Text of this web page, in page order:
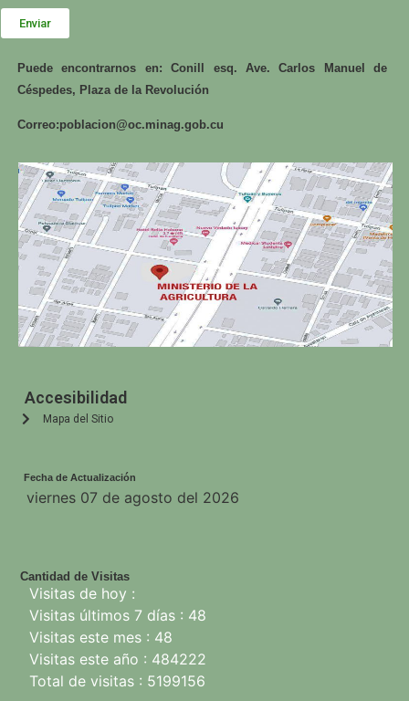
Enviar
Puede encontrarnos en: Conill esq. Ave. Carlos Manuel de
Céspedes, Plaza de la Revolución
Correo:poblacion@oc.minag.gob.cu
Accesibilidad
Mapa del Sitio
Fecha de Actualización
Cantidad de Visitas
Visitas de hoy :
Visitas últimos 7 días : 48
Visitas este mes : 48
Visitas este año : 484222
Total de visitas : 5199156
viernes 07 de agosto del 2026